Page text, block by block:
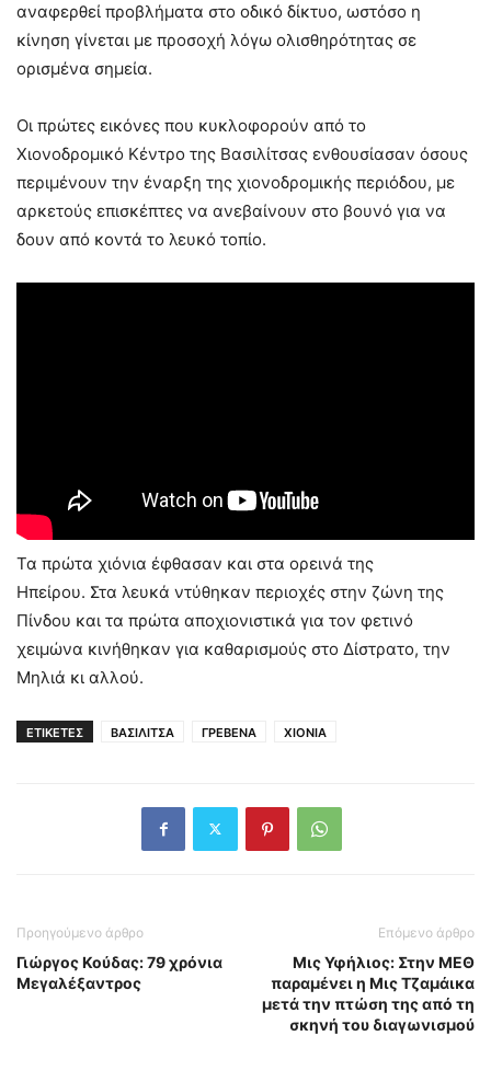
αναφερθεί προβλήματα στο οδικό δίκτυο, ωστόσο η
κίνηση γίνεται με προσοχή λόγω ολισθηρότητας σε
ορισμένα σημεία.
Οι πρώτες εικόνες που κυκλοφορούν από το
Χιονοδρομικό Κέντρο της Βασιλίτσας ενθουσίασαν όσους
περιμένουν την έναρξη της χιονοδρομικής περιόδου, με
αρκετούς επισκέπτες να ανεβαίνουν στο βουνό για να
δουν από κοντά το λευκό τοπίο.
Τα πρώτα χιόνια έφθασαν και στα ορεινά της
Ηπείρου. Στα λευκά ντύθηκαν περιοχές στην ζώνη της
Πίνδου και τα πρώτα αποχιονιστικά για τον φετινό
χειμώνα κινήθηκαν για καθαρισμούς στο Δίστρατο, την
Μηλιά κι αλλού.
ΕΤΙΚΕΤΕΣ ΒΑΣΙΛΙΤΣΑ ΓΡΕΒΕΝΑ ΧΙΟΝΙΑ
Προηγούμενο άρθρο
Γιώργος Κούδας: 79 χρόνια
Μεγαλέξαντρος
Επόμενο άρθρο
Μις Υφήλιος: Στην ΜΕΘ
παραμένει η Μις Τζαμάικα
μετά την πτώση της από τη
σκηνή του διαγωνισμού